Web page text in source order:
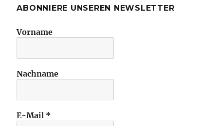
ABONNIERE UNSEREN NEWSLETTER
Vorname
Nachname
E-Mail *